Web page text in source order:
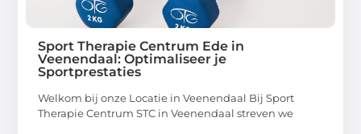
Sport Therapie Centrum Ede in
Veenendaal: Optimaliseer je
Sportprestaties
Welkom bij onze Locatie in Veenendaal Bij Sport
Therapie Centrum STC in Veenendaal streven we